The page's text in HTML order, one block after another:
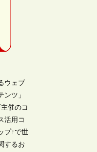
ウェブ
ツ」
催のコ
活用コ
プ↑で世
するお